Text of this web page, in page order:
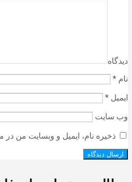
دیدگاه
نام *
ایمیل *
وب‌ سایت
ذخیره نام، ایمیل و وبسایت من در